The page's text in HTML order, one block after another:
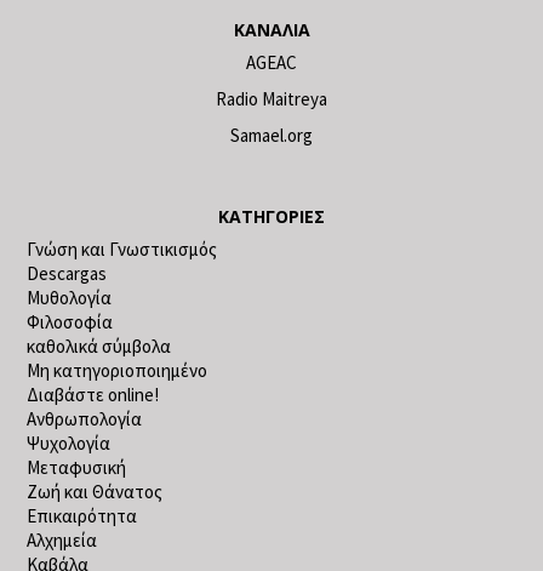
ΚΑΝΆΛΙΑ
AGEAC
Radio Maitreya
Samael.org
ΚΑΤΗΓΟΡΊΕΣ
Γνώση και Γνωστικισμός
Descargas
Μυθολογία
Φιλοσοφία
καθολικά σύμβολα
Μη κατηγοριοποιημένο
Διαβάστε online!
Ανθρωπολογία
Ψυχολογία
Μεταφυσική
Ζωή και Θάνατος
Επικαιρότητα
Αλχημεία
Καβάλα